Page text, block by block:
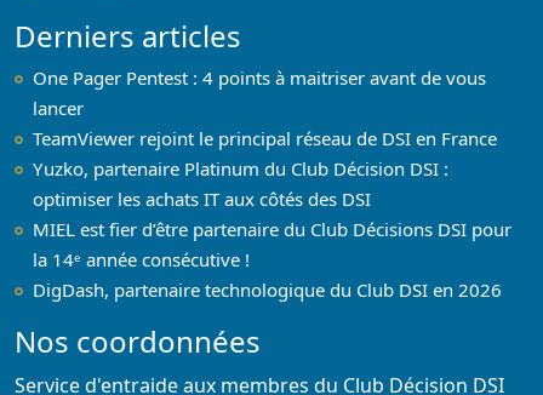
Derniers articles
One Pager Pentest : 4 points à maitriser avant de vous
lancer
TeamViewer rejoint le principal réseau de DSI en France
Yuzko, partenaire Platinum du Club Décision DSI :
optimiser les achats IT aux côtés des DSI
MIEL est fier d’être partenaire du Club Décisions DSI pour
la 14ᵉ année consécutive !
DigDash, partenaire technologique du Club DSI en 2026
Nos coordonnées
Service d'entraide aux membres du Club Décision DSI